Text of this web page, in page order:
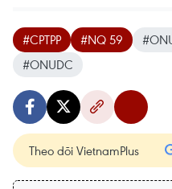
#CPTPP #NQ 59
#ONUDC
Theo dõi VietnamPlus